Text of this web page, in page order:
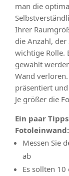
man die
Ihrer
die Anzahl,
wichtige Rolle.
gewählt
Wand
präsentiert
Je größer die
Ein paar
Fotoleinwand:
Messen Sie
ab
Es sollten